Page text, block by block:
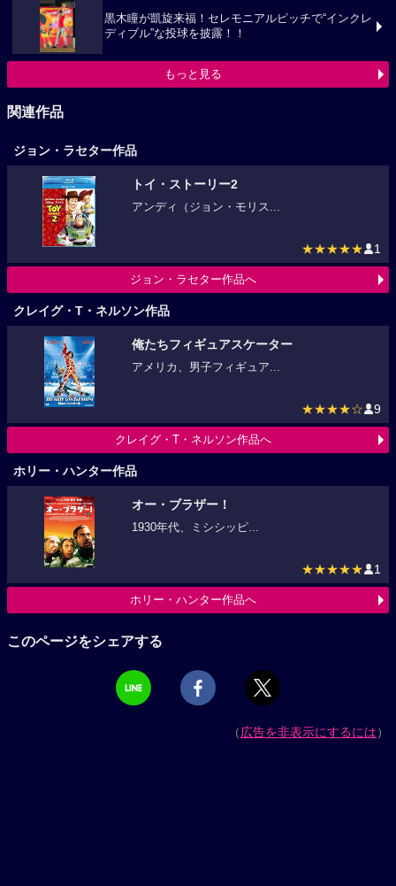
黒木瞳が凱旋来福！セレモニアルピッチで“インクレ
ディブル”な投球を披露！！
もっと見る
関連作品
ジョン・ラセター作品
トイ・ストーリー2
アンディ（ジョン・モリス...
★★★★★ 1
ジョン・ラセター作品へ
クレイグ・T・ネルソン作品
俺たちフィギュアスケーター
アメリカ、男子フィギュア...
★★★★☆ 9
クレイグ・T・ネルソン作品へ
ホリー・ハンター作品
オー・ブラザー！
1930年代、ミシシッピ...
★★★★★ 1
ホリー・ハンター作品へ
このページをシェアする
（広告を非表示にするには）